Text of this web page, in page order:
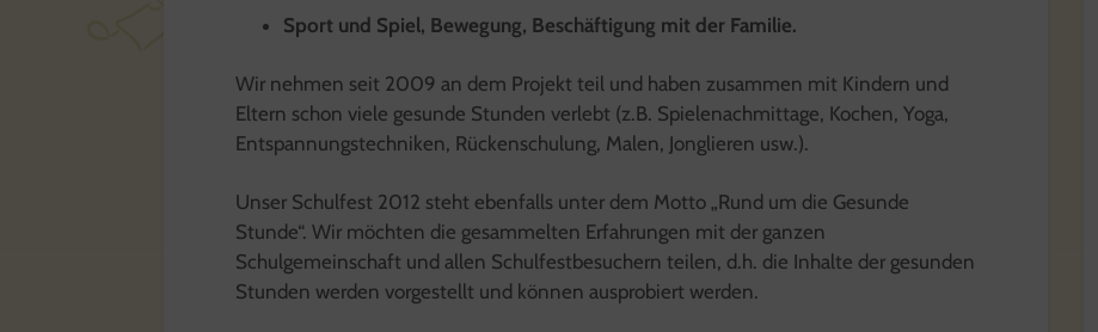
Sport und Spiel, Bewegung, Beschäftigung mit der Familie.
Wir nehmen seit 2009 an dem Projekt teil und haben zusammen mit Kindern und
Eltern schon viele gesunde Stunden verlebt (z.B. Spielenachmittage, Kochen, Yoga,
Entspannungstechniken, Rückenschulung, Malen, Jonglieren usw.).
Unser Schulfest 2012 steht ebenfalls unter dem Motto „Rund um die Gesunde
Stunde“. Wir möchten die gesammelten Erfahrungen mit der ganzen
Schulgemeinschaft und allen Schulfestbesuchern teilen, d.h. die Inhalte der gesunden
Stunden werden vorgestellt und können ausprobiert werden.